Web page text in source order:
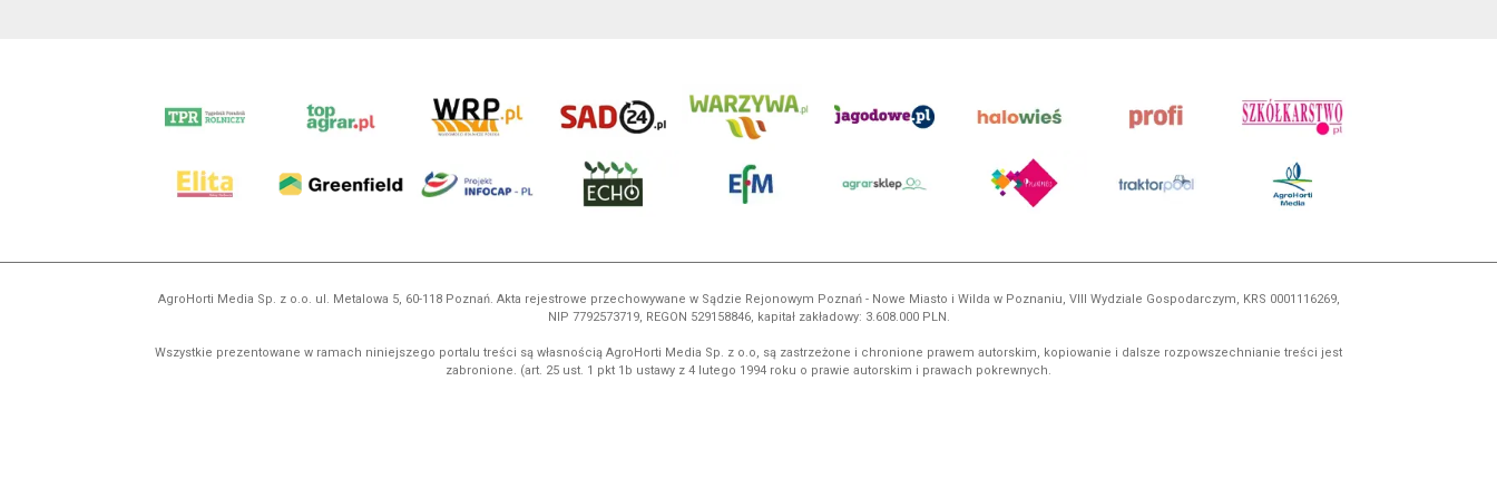
AgroHorti Media Sp. z o.o. ul. Metalowa 5, 60-118 Poznań. Akta rejestrowe przechowywane w Sądzie Rejonowym Poznań - Nowe Miasto i Wilda w Poznaniu, VIII Wydziale Gospodarczym, KRS 0001116269,
NIP 7792573719, REGON 529158846, kapitał zakładowy: 3.608.000 PLN.
Wszystkie prezentowane w ramach niniejszego portalu treści są własnością AgroHorti Media Sp. z o.o, są zastrzeżone i chronione prawem autorskim, kopiowanie i dalsze rozpowszechnianie treści jest
zabronione. (art. 25 ust. 1 pkt 1b ustawy z 4 lutego 1994 roku o prawie autorskim i prawach pokrewnych.